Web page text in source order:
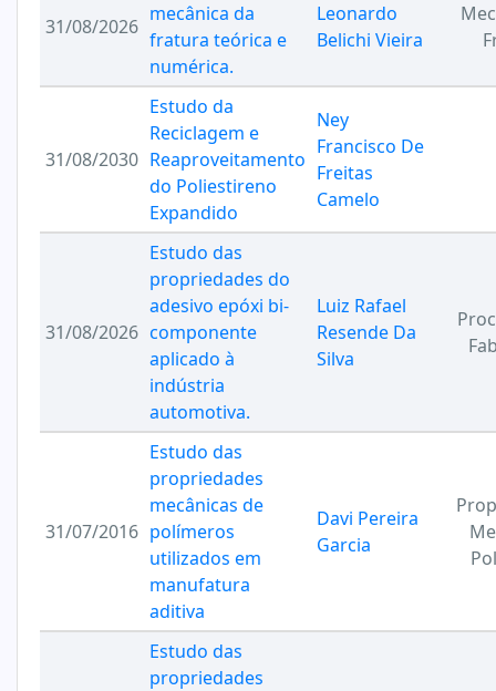
31/08/2026
mecânica da
fratura teórica e
numérica.
Leonardo
Belichi Vieira
31/08/2030
Estudo da
Reciclagem e
Reaproveitamento
do Poliestireno
Expandido
Ney
Francisco De
Freitas
Camelo
31/08/2026
Estudo das
propriedades do
adesivo epóxi bi-
componente
aplicado à
indústria
automotiva.
Luiz Rafael
Resende Da
Silva
31/07/2016
Estudo das
propriedades
mecânicas de
polímeros
utilizados em
manufatura
aditiva
Davi Pereira
Garcia
Estudo das
propriedades